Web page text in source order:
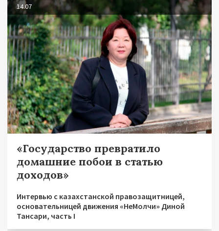
14.07
«Государство превратило
домашние побои в статью
доходов»
Интервью с казахстанской правозащитницей,
основательницей движения «НеМолчи» Диной
Тансари, часть I